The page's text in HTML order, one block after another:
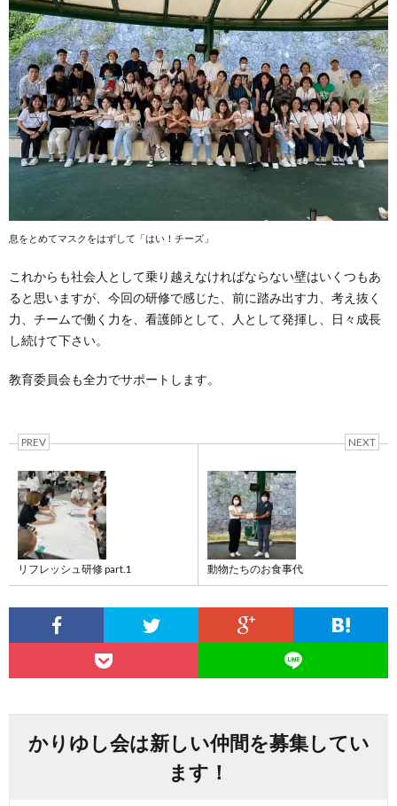
息をとめてマスクをはずして「はい！チーズ」
これからも社会人として乗り越えなければならない壁はいくつもあ
ると思いますが、今回の研修で感じた、前に踏み出す力、考え抜く
力、チームで働く力を、看護師として、人として発揮し、日々成長
し続けて下さい。
教育委員会も全力でサポートします。
PREV
リフレッシュ研修 part.1
NEXT
動物たちのお食事代
かりゆし会は新しい仲間を募集してい
ます！